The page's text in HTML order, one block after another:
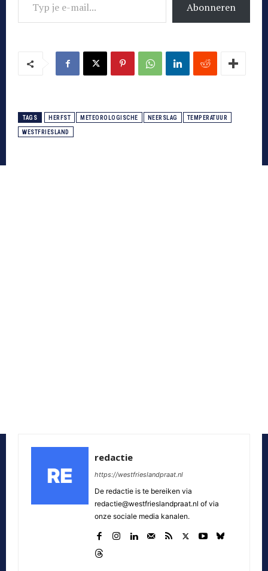
Abonneren
TAGS HERFST METEOROLOGISCHE NEERSLAG TEMPERATUUR
WESTFRIESLAND
redactie
https://westfrieslandpraat.nl
De redactie is te bereiken via
redactie@westfrieslandpraat.nl of via
onze sociale media kanalen.